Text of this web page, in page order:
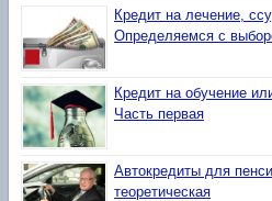
Кредит на лечение,
Определяемся с
Кредит на обучение
Часть первая
Автокредиты для
теоретическая